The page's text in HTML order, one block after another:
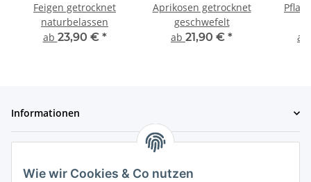
Wie wir Cookies & Co nutzen
Feigen getrocknet
naturbelassen
ab 23,90 € *
Aprikosen getrocknet
geschwefelt
ab 21,90 € * ab
Informationen